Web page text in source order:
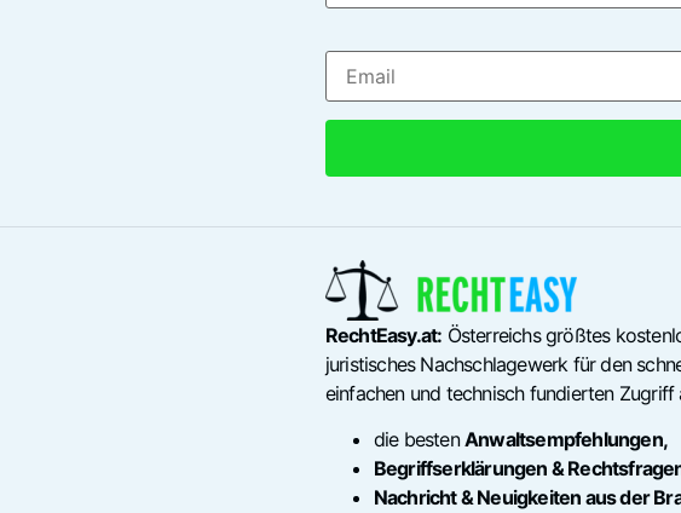
RechtEasy.at: Österreichs größtes
juristisches Nachschlagewerk für den
einfachen und technisch fundierten Zugriff
die bestenAnwaltsempfehlungen,
Begriffserklärungen &
Nachricht & Neuigkeiten aus der